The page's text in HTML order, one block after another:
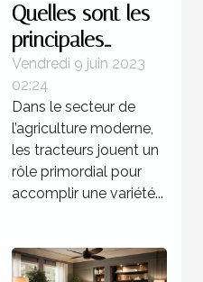
Quelles sont les
principales
marques de
tracteurs
agricoles
disponibles sur le
marché ?
Vendredi 9 juin 2023
02:24
Dans le secteur de
l’agriculture moderne,
les tracteurs jouent un
rôle primordial pour
accomplir une variété...